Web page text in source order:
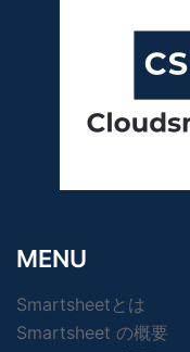
MENU
Smartsheetとは
Smartsheet の概要